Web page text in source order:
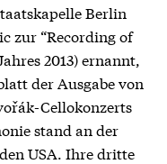
Berlin
zur “Recording of
2013) ernannt,
der Ausgabe von
Cellokonzerts
stand an der
USA. Ihre dritte